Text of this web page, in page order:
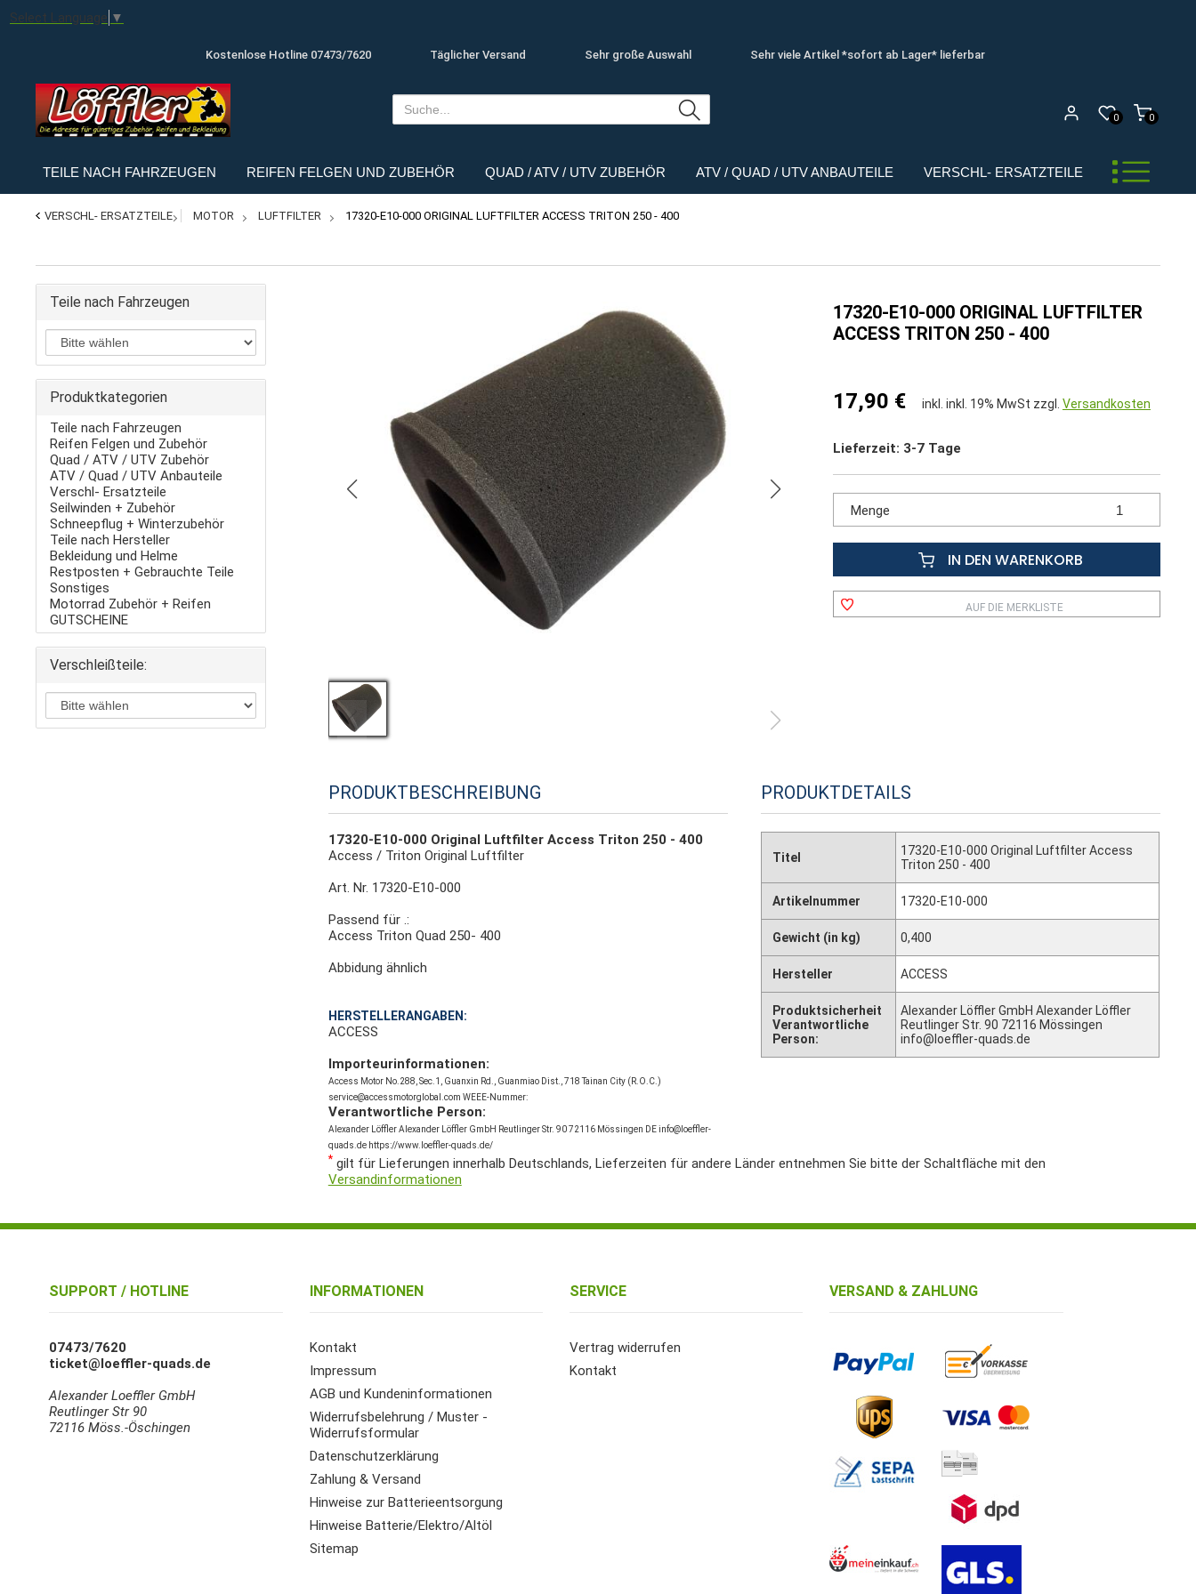
Select Language ▼
Kostenlose Hotline 07473/7620 Täglicher Versand Sehr große Auswahl Sehr viele Artikel *sofort ab Lager* lieferbar
0
0
TEILE NACH FAHRZEUGEN REIFEN FELGEN UND ZUBEHÖR QUAD / ATV / UTV ZUBEHÖR ATV / QUAD / UTV ANBAUTEILE VERSCHL- ERSATZTEILE
VERSCHL- ERSATZTEILE MOTOR LUFTFILTER 17320-E10-000 ORIGINAL LUFTFILTER ACCESS TRITON 250 - 400
Teile nach Fahrzeugen
Produktkategorien
Teile nach Fahrzeugen
Reifen Felgen und Zubehör
Quad / ATV / UTV Zubehör
ATV / Quad / UTV Anbauteile
Verschl- Ersatzteile
Seilwinden + Zubehör
Schneepflug + Winterzubehör
Teile nach Hersteller
Bekleidung und Helme
Restposten + Gebrauchte Teile
Sonstiges
Motorrad Zubehör + Reifen
GUTSCHEINE
Verschleißteile:
17320-E10-000 ORIGINAL LUFTFILTER
ACCESS TRITON 250 - 400
17,90 € inkl. inkl. 19% MwSt zzgl. Versandkosten
Lieferzeit: 3-7 Tage
Menge
IN DEN WARENKORB
AUF DIE MERKLISTE
PRODUKTBESCHREIBUNG
17320-E10-000 Original Luftfilter Access Triton 250 - 400
Access / Triton Original Luftfilter
Art. Nr. 17320-E10-000
Passend für .:
Access Triton Quad 250- 400
Abbidung ähnlich
HERSTELLERANGABEN:
ACCESS
Importeurinformationen:
Access Motor No.288, Sec.1, Guanxin Rd., Guanmiao Dist., 718 Tainan City (R.O.C.)
service@accessmotorglobal.com WEEE-Nummer:
Verantwortliche Person:
Alexander Löffler Alexander Löffler GmbH Reutlinger Str. 90 72116 Mössingen DE info@loeffler-
quads.de https://www.loeffler-quads.de/
PRODUKTDETAILS
Titel
17320-E10-000 Original Luftfilter Access
Triton 250 - 400
Artikelnummer 17320-E10-000
Gewicht (in kg) 0,400
Hersteller ACCESS
Produktsicherheit
Verantwortliche
Person:
Alexander Löffler GmbH Alexander Löffler
Reutlinger Str. 90 72116 Mössingen
info@loeffler-quads.de
*gilt für Lieferungen innerhalb Deutschlands, Lieferzeiten für andere Länder entnehmen Sie bitte der Schaltfläche mit den
Versandinformationen
SUPPORT / HOTLINE
07473/7620
ticket@loeffler-quads.de
Alexander Loeffler GmbH
Reutlinger Str 90
72116 Möss.-Öschingen
INFORMATIONEN
Kontakt
Impressum
AGB und Kundeninformationen
Widerrufsbelehrung / Muster -
Widerrufsformular
Datenschutzerklärung
Zahlung & Versand
Hinweise zur Batterieentsorgung
Hinweise Batterie/Elektro/Altöl
Sitemap
SERVICE
Vertrag widerrufen
Kontakt
VERSAND & ZAHLUNG